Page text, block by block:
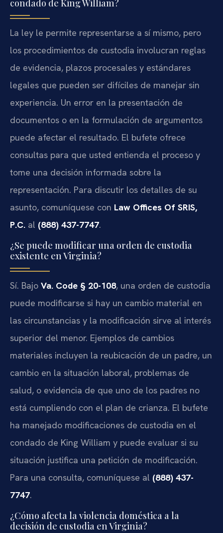
condado de King William?
La ley le permite representarse a sí mismo, pero
los procedimientos de custodia involucran reglas
de evidencia, plazos procesales y estándares
legales que pueden ser difíciles de manejar sin
experiencia. Un error en la presentación de
documentos o en la formulación de argumentos
puede afectar el resultado. El bufete ofrece
consultas para que usted entienda el proceso y
tome una decisión informada sobre la
representación. Para discutir los detalles de su
asunto, comuníquese con Law Offices Of SRIS,
P.C. al (888) 437-7747.
¿Se puede modificar una orden de custodia
existente en Virginia?
Sí. Bajo Va. Code § 20-108, una orden de custodia
puede modificarse si hay un cambio material en
las circunstancias y la modificación sirve al interés
superior del menor. Ejemplos de cambios
materiales incluyen la reubicación de un padre, un
cambio en la situación laboral, problemas de
salud, o evidencia de que uno de los padres no
está cumpliendo con el plan de crianza. El bufete
ha manejado modificaciones de custodia en el
condado de King William y puede evaluar si su
situación justifica una petición de modificación.
Para una consulta, comuníquese al (888) 437-
7747.
¿Cómo afecta la violencia doméstica a la
decisión de custodia en Virginia?